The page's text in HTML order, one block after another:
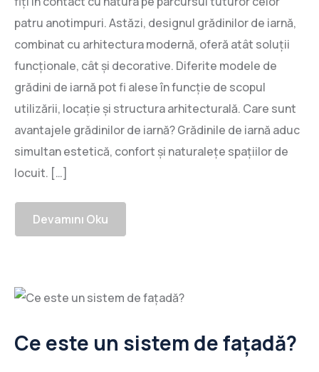
patru anotimpuri. Astăzi, designul grădinilor de iarnă,
combinat cu arhitectura modernă, oferă atât soluții
funcționale, cât și decorative. Diferite modele de
grădini de iarnă pot fi alese în funcție de scopul
utilizării, locație și structura arhitecturală. Care sunt
avantajele grădinilor de iarnă? Grădinile de iarnă aduc
simultan estetică, confort și naturalețe spațiilor de
locuit. […]
Devamını Oku
Ce este un sistem de fațadă?